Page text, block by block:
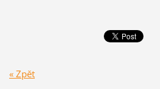
« Zpět